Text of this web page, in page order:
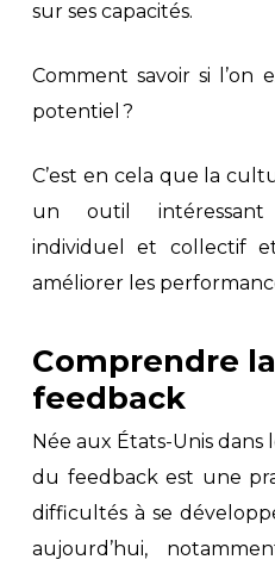
sur ses capacités.
Comment savoir si l’on
potentiel ?
C’est en cela que la
un outil intéressant
individuel et collectif
améliorer les
Comprendre
feedback
Née aux États-Unis
du feedback est une
difficultés à se
aujourd’hui,